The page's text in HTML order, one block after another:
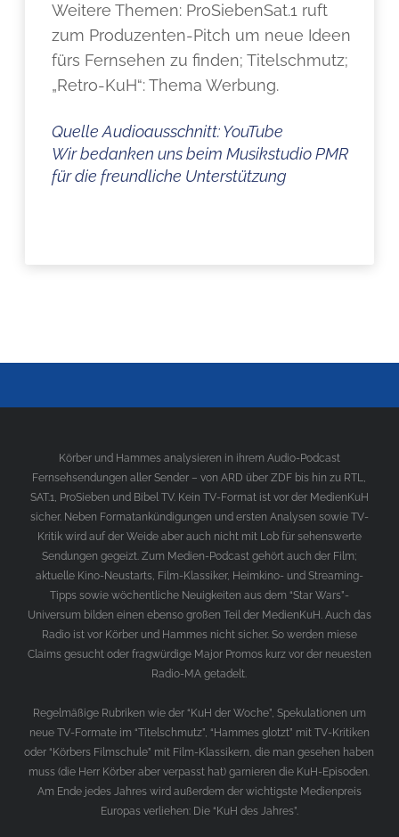
Weitere Themen: ProSiebenSat.1 ruft
zum Produzenten-Pitch um neue Ideen
fürs Fernsehen zu finden; Titelschmutz;
„Retro-KuH“: Thema Werbung.
Quelle Audioausschnitt: YouTube
Wir bedanken uns beim Musikstudio PMR
für die freundliche Unterstützung
Körber und Hammes analysieren in ihrem Audio-Podcast
Fernsehsendungen aller Sender – von ARD über ZDF bis hin zu RTL,
SAT.1, ProSieben und Bibel TV. Kein TV-Format ist vor der MedienKuH
sicher. Neben Formatankündigungen und ersten Analysen sowie TV-
Kritik wird auf der Weide aber auch nicht mit Lob für sehenswerte
Sendungen gegeizt. Zum Medien-Podcast gehört auch der Film;
aktuelle Kino-Neustarts, Film-Klassiker, Heimkino- und Streaming-
Tipps sowie wöchentliche Neuigkeiten aus dem “Star Wars”-
Universum bilden einen ebenso großen Teil der MedienKuH. Auch das
Radio ist vor Körber und Hammes nicht sicher. So werden miese
Claims gesucht oder fragwürdige Major Promos kurz vor der neuesten
Radio-MA getadelt.
Regelmäßige Rubriken wie der “KuH der Woche”, Spekulationen um
neue TV-Formate im “Titelschmutz”, “Hammes glotzt” mit TV-Kritiken
oder “Körbers Filmschule” mit Film-Klassikern, die man gesehen haben
muss (die Herr Körber aber verpasst hat) garnieren die KuH-Episoden.
Am Ende jedes Jahres wird außerdem der wichtigste Medienpreis
Europas verliehen: Die “KuH des Jahres”.